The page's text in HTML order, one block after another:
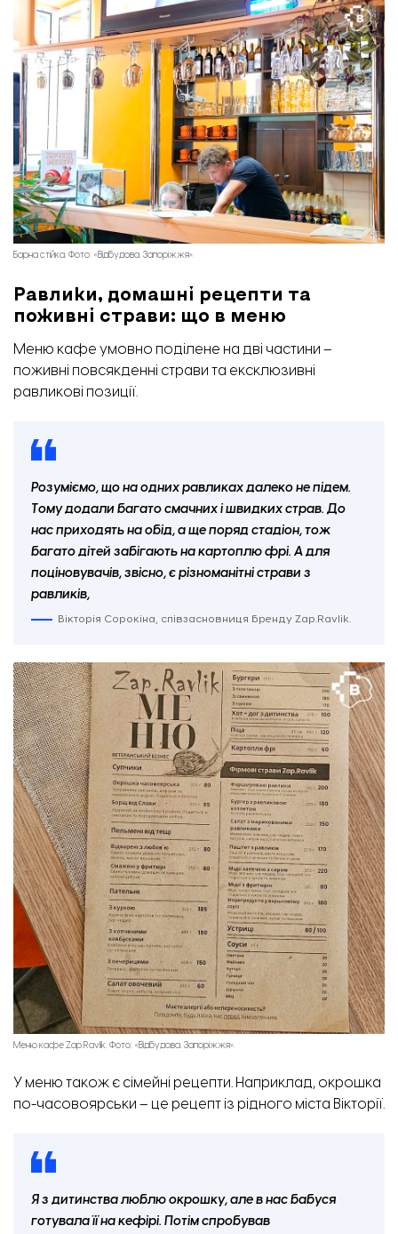
Барна стійка. Фото: «Відбудова. Запоріжжя».
Равлики, домашні рецепти та
поживні страви: що в меню
Меню кафе умовно поділене на дві частини –
поживні повсякденні страви та ексклюзивні
равликові позиції.
Розуміємо, що на одних равликах далеко не підем.
Тому додали багато смачних і швидких страв. До
нас приходять на обід, а ще поряд стадіон, тож
багато дітей забігають на картоплю фрі. А для
поціновувачів, звісно, є різноманітні страви з
равликів,
Вікторія Сорокіна, співзасновниця бренду Zap.Ravlik.
Меню кафе Zap.Ravlik. Фото: «Відбудова. Запоріжжя».
У меню також є сімейні рецепти. Наприклад, окрошка
по-часовоярськи – це рецепт із рідного міста Вікторії.
Я з дитинства люблю окрошку, але в нас бабуся
готувала її на кефірі. Потім спробував